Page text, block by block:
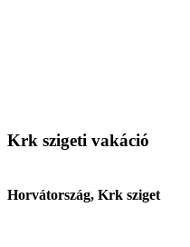
Krk szigeti vakáció
Horvátország, Krk sziget